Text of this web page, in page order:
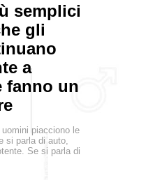
semplici
gli
a
fanno un
piacciono le
si parla di auto,
Se si parla di